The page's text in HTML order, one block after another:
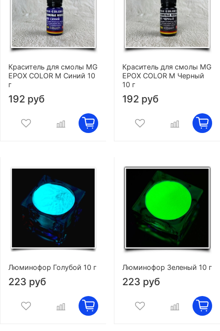
Краситель для смолы MG
EPOX COLOR M Синий 10
г
192 руб
Краситель для смолы MG
EPOX COLOR M Черный
10 г
192 руб
Люминофор Голубой 10 г
223 руб
Люминофор Зеленый 10 г
223 руб